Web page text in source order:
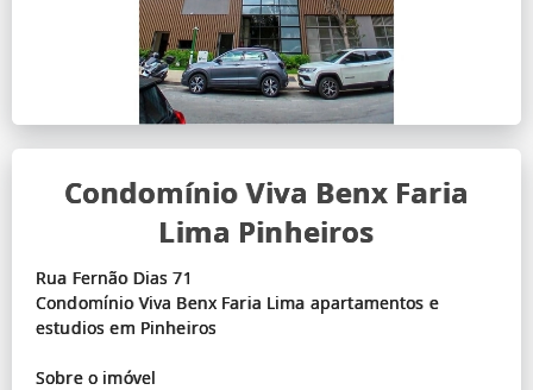
Condomínio Viva Benx Faria
Lima Pinheiros
Rua Fernão Dias 71
Condomínio Viva Benx Faria Lima apartamentos e
estudios em Pinheiros
Sobre o imóvel